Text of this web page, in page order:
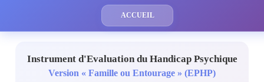
ACCUEIL
Instrument d'Evaluation du Handicap Psychique
Version « Famille ou Entourage » (EPHP)